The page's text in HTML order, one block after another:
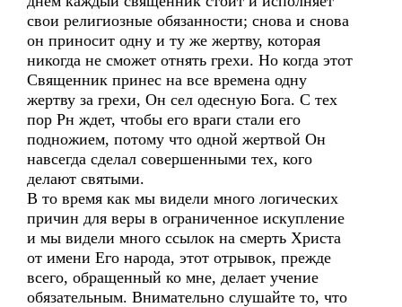
свои религиозные обязанности; снова и снова
он приносит одну и ту же жертву, которая
никогда не сможет отнять грехи. Но когда этот
Священник принес на все времена одну
жертву за грехи, Он сел одесную Бога. С тех
пор Рн ждет, чтобы его враги стали его
подножием, потому что одной жертвой Он
навсегда сделал совершенными тех, кого
делают святыми.
В то время как мы видели много логических
причин для веры в ограниченное искупление
и мы видели много ссылок на смерть Христа
от имени Его народа, этот отрывок, прежде
всего, обращенный ко мне, делает учение
обязательным. Внимательно слушайте то, что